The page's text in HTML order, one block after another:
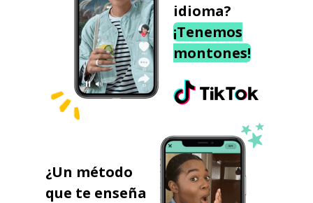
idioma?
¡Tenemos
montones!
¿Un método
que te enseña